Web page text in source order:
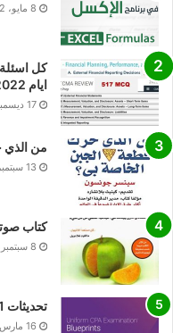
8 مايو، 2022
ايام CMA2022
17 ديسمبر، 2021
من الذي
13 سبتمبر، 2021
كتاب
8 سبتمبر، 2021
تحديثات CPA 2021
16 مارس، 2021